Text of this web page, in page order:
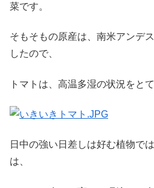
菜です。
そもそもの原産は、南米アンデ
したので、
トマトは、高温多湿の状況をと
日中の強い日差しは好む植物で
は、